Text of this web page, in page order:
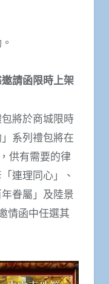
請函限時上架
包將於商城限時
系列禮包將在
供有需要的律
連理同心」、
眷屬」及陸景
情函中任選其